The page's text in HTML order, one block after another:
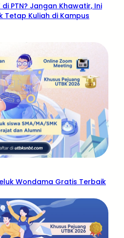
di PTN? Jangan Khawatir, Ini
Tetap Kuliah di Kampus
Wondama Gratis Terbaik